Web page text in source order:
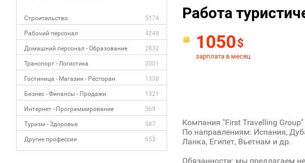
Строительство 5174
Рабочий персонал 4249
Домашний персонал - Образование 2832
Транспорт - Логистика 2001
Гостиница - Магазин - Ресторан 1338
Бизнес - Финансы - Продажи 1321
Интернет - Программирование 369
Туризм - Здоровье 587
Другие профессии 653
Работа
1050$
зарплата в месяц
Компания "First Travelling
По направлениям: Испания,
Ланка, Египет, Вьетнам и др.
Обязанности: мы предлагаем